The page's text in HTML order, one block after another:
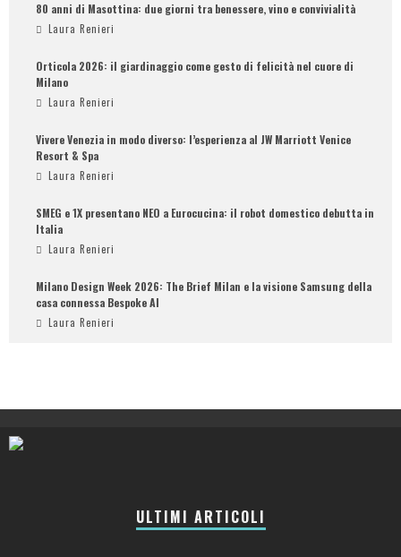
80 anni di Masottina: due giorni tra benessere, vino e convivialità
Laura Renieri
Orticola 2026: il giardinaggio come gesto di felicità nel cuore di
Milano
Laura Renieri
Vivere Venezia in modo diverso: l’esperienza al JW Marriott Venice
Resort & Spa
Laura Renieri
SMEG e 1X presentano NEO a Eurocucina: il robot domestico debutta in
Italia
Laura Renieri
Milano Design Week 2026: The Brief Milan e la visione Samsung della
casa connessa Bespoke AI
Laura Renieri
ULTIMI ARTICOLI